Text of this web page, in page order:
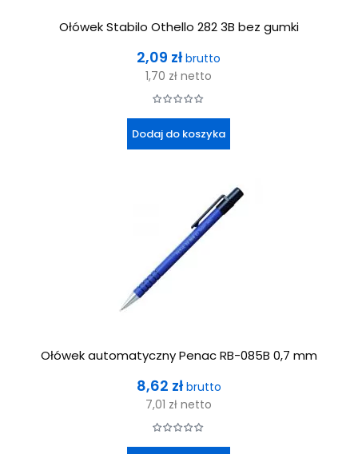
Ołówek Stabilo Othello 282 3B bez gumki
Cena
2,09 zł brutto
1,70 zł netto
Dodaj do koszyka
Ołówek automatyczny Penac RB-085B 0,7 mm
Cena
8,62 zł brutto
7,01 zł netto